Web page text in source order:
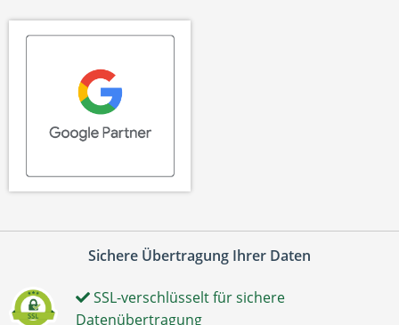
Sichere Übertragung Ihrer Daten
SSL-verschlüsselt für sichere
Datenübertragung